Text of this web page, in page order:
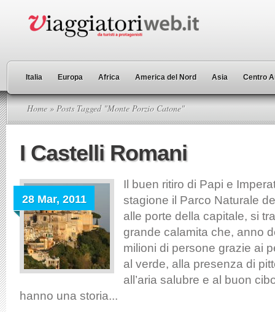
Italia Europa Africa America del Nord Asia Centro
Home » Posts Tagged "Monte Porzio Catone"
I Castelli Romani
28 Mar, 2011
Il buen ritiro di Papi e
stagione il Parco Naturale
alle porte della capitale, si
grande calamita che, anno
milioni di persone grazie ai
al verde, alla presenza di
all’aria salubre e al buon
hanno una storia...